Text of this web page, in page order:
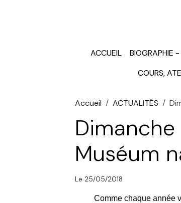
ACCUEIL BIOGRAPHIE -
COURS,
Accueil ACTUALITÉS
Dimanche
Muséum
Le 25/05/2018
Comme chaque année